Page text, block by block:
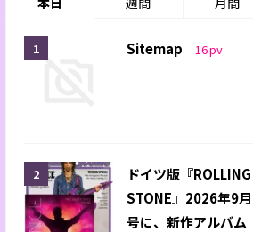
Sitemap 16pv
ドイツ版『ROLLING
STONE』2026年9月
号に、新作アルバム